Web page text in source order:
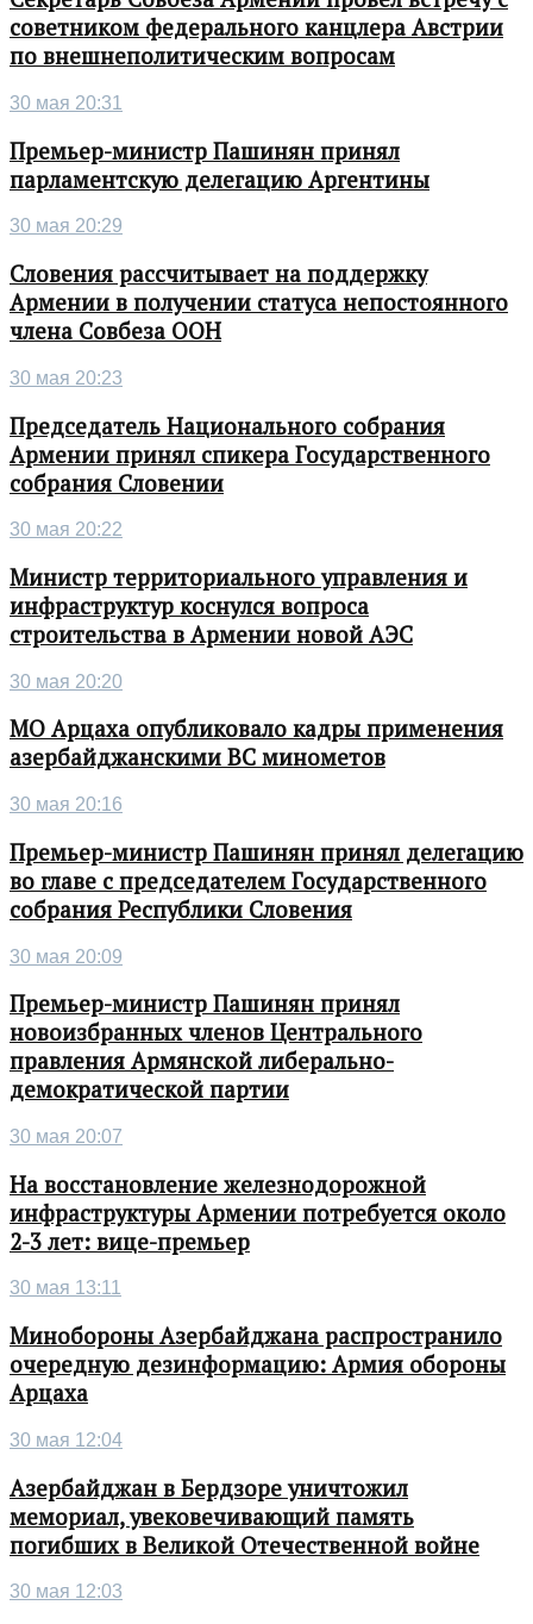
советником федерального канцлера Австрии
по внешнеполитическим вопросам
30 мая 20:31
Премьер-министр Пашинян принял
парламентскую делегацию Аргентины
30 мая 20:29
Словения рассчитывает на поддержку
Армении в получении статуса непостоянного
члена Совбеза ООН
30 мая 20:23
Председатель Национального собрания
Армении принял спикера Государственного
собрания Словении
30 мая 20:22
Министр территориального управления и
инфраструктур коснулся вопроса
строительства в Армении новой АЭС
30 мая 20:20
МО Арцаха опубликовало кадры применения
азербайджанскими ВС минометов
30 мая 20:16
Премьер-министр Пашинян принял делегацию
во главе с председателем Государственного
собрания Республики Словения
30 мая 20:09
Премьер-министр Пашинян принял
новоизбранных членов Центрального
правления Армянской либерально-
демократической партии
30 мая 20:07
На восстановление железнодорожной
инфраструктуры Армении потребуется около
2-3 лет: вице-премьер
30 мая 13:11
Минобороны Азербайджана распространило
очередную дезинформацию: Армия обороны
Арцаха
30 мая 12:04
Азербайджан в Бердзоре уничтожил
мемориал, увековечивающий память
погибших в Великой Отечественной войне
30 мая 12:03